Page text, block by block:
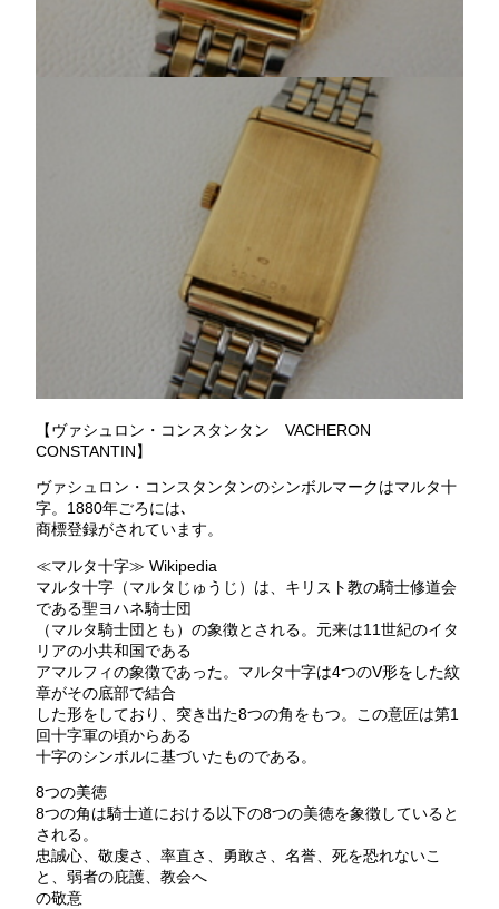
【ヴァシュロン・コンスタンタン VACHERON
CONSTANTIN】
ヴァシュロン・コンスタンタンのシンボルマークはマルタ十
字。1880年ごろには､
商標登録がされています。
≪マルタ十字≫ Wikipedia
マルタ十字（マルタじゅうじ）は、キリスト教の騎士修道会
である聖ヨハネ騎士団
（マルタ騎士団とも）の象徴とされる。元来は11世紀のイタ
リアの小共和国である
アマルフィの象徴であった。マルタ十字は4つのV形をした紋
章がその底部で結合
した形をしており、突き出た8つの角をもつ。この意匠は第1
回十字軍の頃からある
十字のシンボルに基づいたものである。
8つの美徳
8つの角は騎士道における以下の8つの美徳を象徴していると
される。
忠誠心、敬虔さ、率直さ、勇敢さ、名誉、死を恐れないこ
と、弱者の庇護、教会へ
の敬意